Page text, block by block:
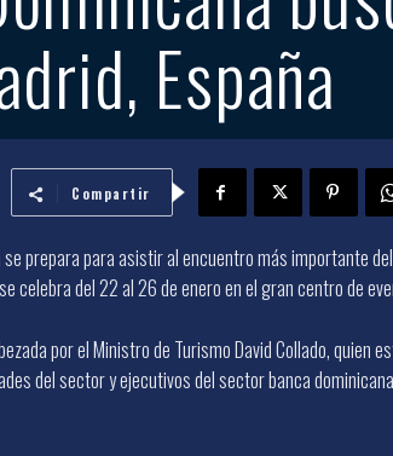
España
Compartir
se prepara para asistir al encuentro más importante
celebra del 22 al 26 de enero en el gran centro de
por el Ministro de Turismo David Collado, quien
del sector y ejecutivos del sector banca